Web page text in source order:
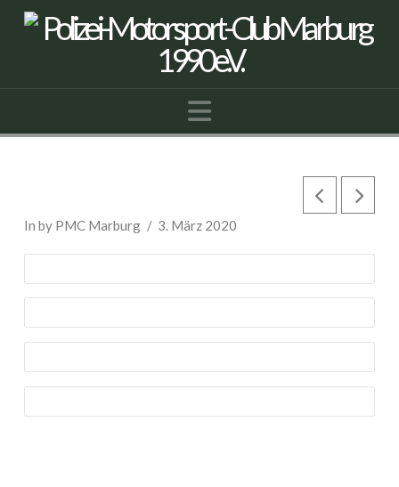
Navigation
In by PMC Marburg 3. März 2020